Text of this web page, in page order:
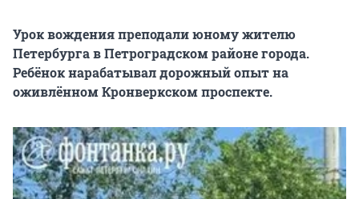
Урок вождения преподали юному жителю
Петербурга в Петроградском районе города.
Ребёнок нарабатывал дорожный опыт на
оживлённом Кронверкском проспекте.